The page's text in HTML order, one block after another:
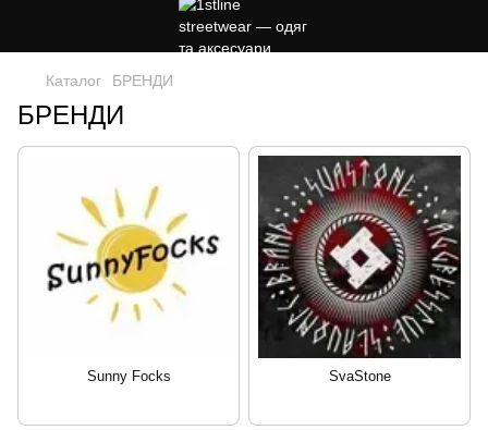
Каталог БРЕНДИ
БРЕНДИ
Sunny Focks SvaStone